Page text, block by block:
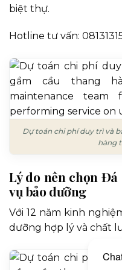
biệt thự.
Hotline tư vấn:
Dự toán chi phí duy trì và
hàng
Lý do nên chọn
vụ bảo dưỡng
Với 12 năm kinh
dưỡng hợp lý và chất